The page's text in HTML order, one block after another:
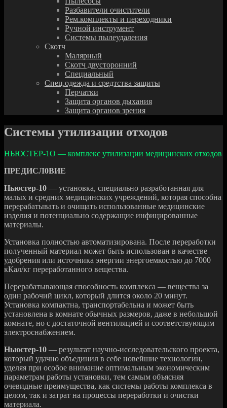
Разбавители очистители
Рем.комплекты и переходники
Ручной инструмент
Системы пылеудаления
Скотч
Малярный
Скотч двусторонний
Специальный
Спец.одежда и средтства защиты
Перчатки
Защита органов дыхания
Защита органов зрения
Системы утилизации отходов
НЬЮСТЕР-1О — комплекс утилизации медицинских отходов
ПРЕДИСЛ0ВИЕ
Ньюстер-10 — установка, специально разработанная для
малых и средних медицинских учреждений, которая способна
перерабатывать и очищать использованные медицинские
изделия и потенциально содержащие инфицированные
материалы.
Установка полностью автоматизирована. После переработки
полученный материал может быть использован в качестве
удобрения или источника энергии энергоемкостью до 7000
кКал/кг переработанного вещества.
Перерабатывающая способность комплекса — вещества за
один рабочий цикл, который длится около 20 минут.
Установка компактна, транспортабельна и может быть
установлена в комнате обычных размеров, даже в небольшой
комнате, но с достаточной вентиляцией и соответствующим
электроснабжением.
Ньюстер-10 — результат научно-исследовательского проекта,
который удачно объединил в себе новейшие технологии,
уделяя при особое внимание оптимальным экономическим
параметрам работы установки, тем самым объясняя
очевидные преимущества, как системы работы комплекса в
целом, так и затрат на процессы переработки и очистки
материала.